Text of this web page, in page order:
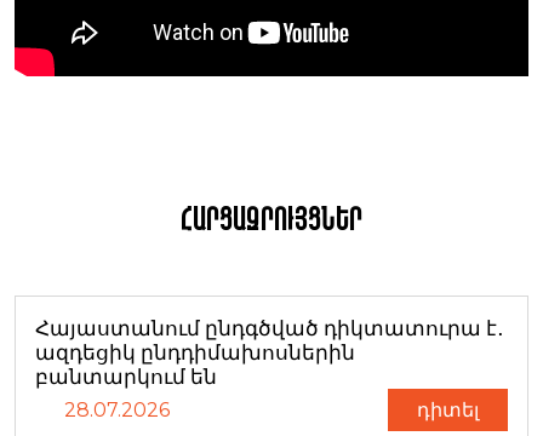
Հարցազրույցներ
Հայաստանում ընդգծված դիկտատուրա է․
ազդեցիկ ընդդիմախոսներին
բանտարկում են
28.07.2026 դիտել